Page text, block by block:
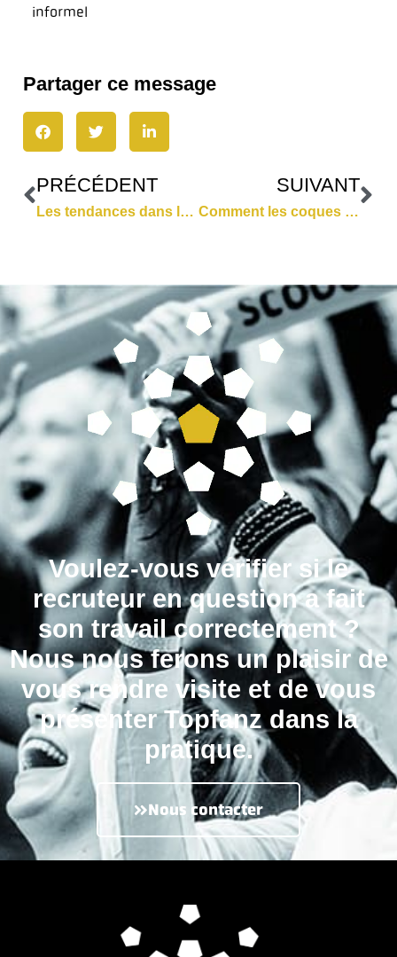
informel
Partager ce message
PRÉCÉDENT
Les tendances dans le merchandising de foot pour 2018
SUIVANT
Comment les coques smartphone en bois conquièrent le football européen
Voulez-vous vérifier si le
recruteur en question a fait
son travail correctement ?
Nous nous ferons un plaisir de
vous rendre visite et de vous
présenter Topfanz dans la
pratique.
Nous contacter